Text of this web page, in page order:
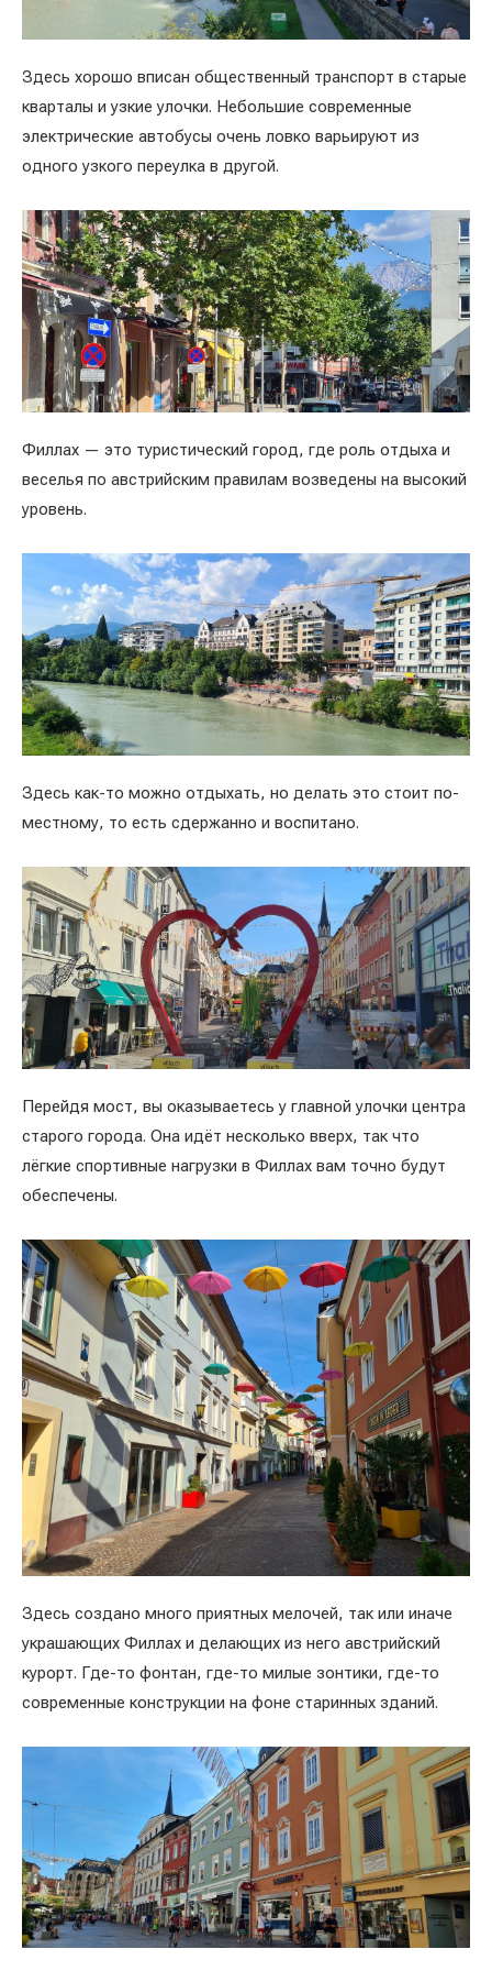
Здесь хорошо вписан общественный транспорт в старые
кварталы и узкие улочки. Небольшие современные
электрические автобусы очень ловко варьируют из
одного узкого переулка в другой.
Филлах — это туристический город, где роль отдыха и
веселья по австрийским правилам возведены на высокий
уровень.
Здесь как-то можно отдыхать, но делать это стоит по-
местному, то есть сдержанно и воспитано.
Перейдя мост, вы оказываетесь у главной улочки центра
старого города. Она идёт несколько вверх, так что
лёгкие спортивные нагрузки в Филлах вам точно будут
обеспечены.
Здесь создано много приятных мелочей, так или иначе
украшающих Филлах и делающих из него австрийский
курорт. Где-то фонтан, где-то милые зонтики, где-то
современные конструкции на фоне старинных зданий.